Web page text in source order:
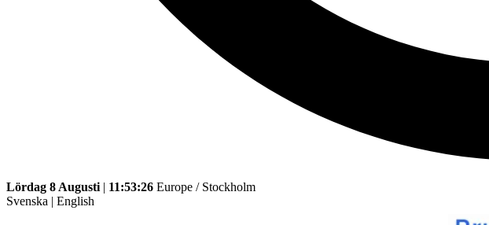
Lördag 8 Augusti | 11:53:26 Europe / Stockholm
Svenska | English